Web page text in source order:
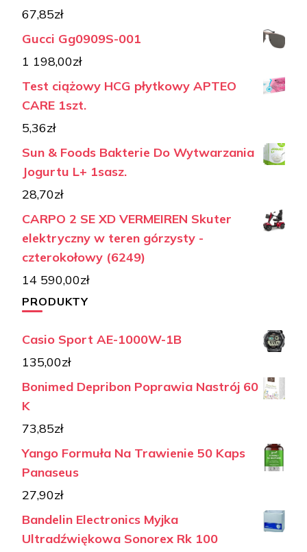
67,85zł
Gucci Gg0909S-001
1 198,00zł
Test ciążowy HCG płytkowy APTEO
CARE 1szt.
5,36zł
Sun & Foods Bakterie Do Wytwarzania
Jogurtu L+ 1sasz.
28,70zł
CARPO 2 SE XD VERMEIREN Skuter
elektryczny w teren górzysty -
czterokołowy (6249)
14 590,00zł
PRODUKTY
Casio Sport AE-1000W-1B
135,00zł
Bonimed Depribon Poprawia Nastrój 60
K
73,85zł
Yango Formuła Na Trawienie 50 Kaps
Panaseus
27,90zł
Bandelin Electronics Myjka
Ultradźwiękowa Sonorex Rk 100